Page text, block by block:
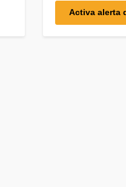
Activa alerta